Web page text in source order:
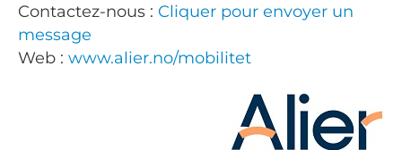
Contactez-nous : Cliquer pour envoyer un
message
Web : www.alier.no/mobilitet